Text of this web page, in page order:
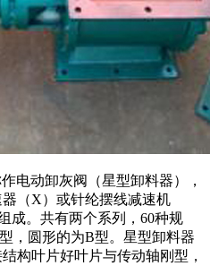
电动卸灰阀（星型卸料器），
（X）或针纶摆线减速机
成。共有两个系列，60种规
，圆形的为B型。星型卸料器
构叶片好叶片与传动轴刚型，